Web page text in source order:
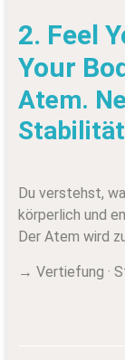
2. Feel
Your
Atem.
Stabilität
Du verstehst,
körperlich und
Der Atem wird
→ Vertiefung ·